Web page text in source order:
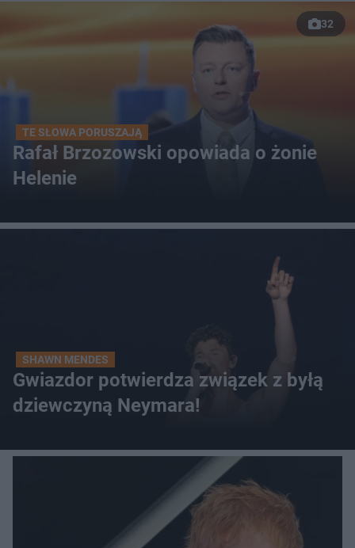
32
TE SŁOWA PORUSZAJĄ
Rafał Brzozowski opowiada o żonie
Helenie
SHAWN MENDES
Gwiazdor potwierdza związek z byłą
dziewczyną Neymara!